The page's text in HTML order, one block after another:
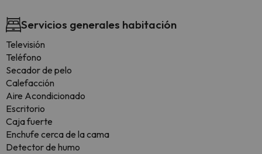
Servicios generales habitación
Televisión
Teléfono
Secador de pelo
Calefacción
Aire Acondicionado
Escritorio
Caja fuerte
Enchufe cerca de la cama
Detector de humo